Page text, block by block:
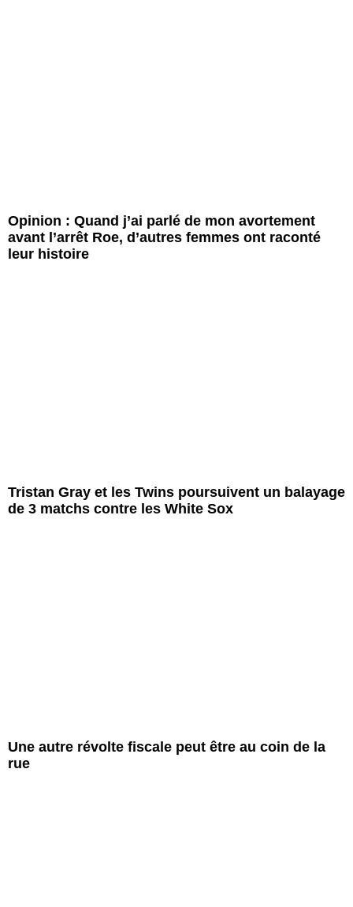
Opinion : Quand j’ai parlé de mon avortement
avant l’arrêt Roe, d’autres femmes ont raconté
leur histoire
Tristan Gray et les Twins poursuivent un balayage
de 3 matchs contre les White Sox
Une autre révolte fiscale peut être au coin de la
rue